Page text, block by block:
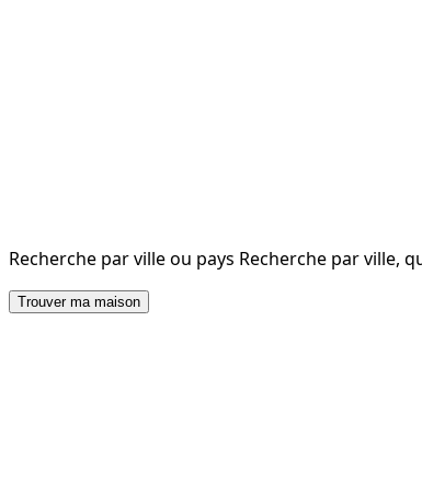
Recherche par ville ou pays Recherche par ville,
Trouver ma maison